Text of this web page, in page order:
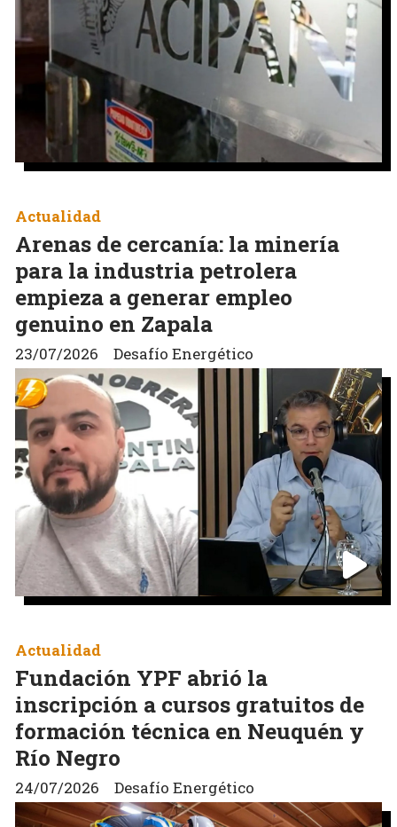
Arenas de cercanía: la minería
para la industria petrolera
empieza a generar empleo
genuino en Zapala
Desafío Energético
Actualidad
23/07/2026
Fundación YPF abrió la
inscripción a cursos gratuitos de
formación técnica en Neuquén y
Río Negro
Desafío Energético
Actualidad
24/07/2026